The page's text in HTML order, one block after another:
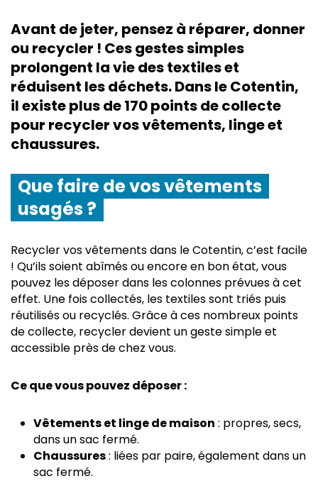
Avant de jeter, pensez à réparer, donner
ou recycler ! Ces gestes simples
prolongent la vie des textiles et
réduisent les déchets. Dans le Cotentin,
il existe plus de 170 points de collecte
pour recycler vos vêtements, linge et
chaussures.
Que faire de vos vêtements
usagés ?
Recycler vos vêtements dans le Cotentin, c’est facile
! Qu’ils soient abîmés ou encore en bon état, vous
pouvez les déposer dans les colonnes prévues à cet
effet. Une fois collectés, les textiles sont triés puis
réutilisés ou recyclés. Grâce à ces nombreux points
de collecte, recycler devient un geste simple et
accessible près de chez vous.
Ce que vous pouvez déposer :
Vêtements et linge de maison : propres, secs,
dans un sac fermé.
Chaussures: liées par paire, également dans un
sac fermé.